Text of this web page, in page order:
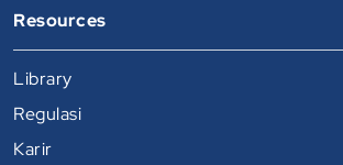
Resources
Library
Regulasi
Karir